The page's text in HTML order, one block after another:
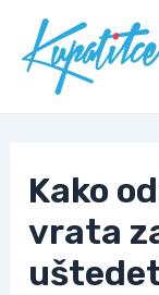
content
Kako
vrata